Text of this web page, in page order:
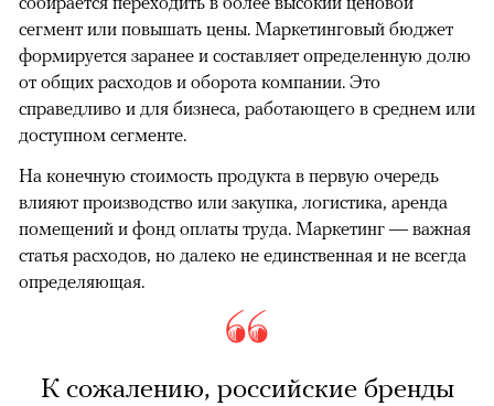
сегмент или повышать цены. Маркетинговый бюджет
формируется заранее и составляет определенную долю
от общих расходов и оборота компании. Это
справедливо и для бизнеса, работающего в среднем или
доступном сегменте.
На конечную стоимость продукта в первую очередь
влияют производство или закупка, логистика, аренда
помещений и фонд оплаты труда. Маркетинг — важная
статья расходов, но далеко не единственная и не всегда
определяющая.
К сожалению, российские бренды